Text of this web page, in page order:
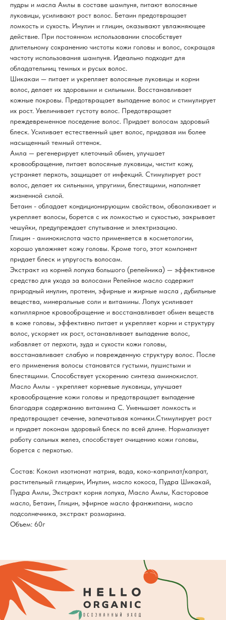
пудры и масла Амлы в составе шампуня, питают волосяные
луковицы, усиливают рост волос. Бетаин предотвращает
ломкость и сухость. Инулин и глицин, оказывают увлажняющее
действие. При постоянном использовании способствует
длительному сохранению чистоты кожи головы и волос, сокращая
частоту использования шампуня. Идеально подходит для
обладательниц темных и русых волос.
Шикакаи — питает и укрепляет волосяные луковицы и корни
волос, делает их здоровыми и сильными. Восстанавливает
кожные покровы. Предотвращает выпадение волос и стимулирует
их рост. Увеличивает густоту волос. Предотвращает
преждевременное поседение волос. Придает волосам здоровый
блеск. Усиливает естественный цвет волос, придавая им более
насыщенный темный оттенок.
Амла — регенерирует клеточный обмен, улучшает
кровообращение, питает волосяные луковицы, чистит кожу,
устраняет перхоть, защищает от инфекций. Стимулирует рост
волос, делает их сильными, упругими, блестящими, наполняет
жизненной силой.
Бетаин - обладает кондиционирующим свойством, обволакивает и
укрепляет волосы, борется с их ломкостью и сухостью, закрывает
чешуйки, предупреждает спутывание и электризацию.
Глицин - аминокислота часто применяется в косметологии,
хорошо увлажняет кожу головы. Кроме того, этот компонент
придает блеск и упругость волосам.
Экстракт из корней лопуха большого (репейника) — эффективное
средство для ухода за волосами Репейное масло содержит
природный инулин, протеин, эфирные и жирные масла , дубильные
вещества, минеральные соли и витамины. Лопух усиливает
капиллярное кровообращение и восстанавливает обмен веществ
в коже головы, эффективно питает и укрепляет корни и структуру
волос, ускоряет их рост, останавливает выпадение волос,
избавляет от перхоти, зуда и сухости кожи головы,
восстанавливает слабую и поврежденную структуру волос. После
его применения волосы становятся густыми, пушистыми и
блестящими. Способствует ускорению синтеза аминокислот.
Масло Амлы - укрепляет корневые луковицы, улучшает
кровообращение кожи головы и предотвращает выпадение
благодаря содержанию витамина С. Уменьшает ломкость и
предотвращает сечение, запечатывая кончики.Стимулирует рост
и придает локонам здоровый блеск по всей длине. Нормализует
работу сальных желез, способствует очищению кожи головы,
борется с перхотью.
Состав: Кокоил изотионат натрия, вода, коко-каприлат/капрат,
растительный глицерин, Инулин, масло кокоса, Пудра Шикакай,
Пудра Амлы, Экстракт корня лопуха, Масло Амлы, Касторовое
масло, Бетаин, Глицин, эфирное масло франжипани, масло
подсолнечника, экстракт розмарина.
Объем: 60г